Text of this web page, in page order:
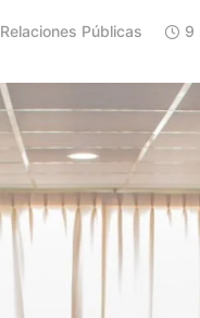
Relaciones Públicas 9